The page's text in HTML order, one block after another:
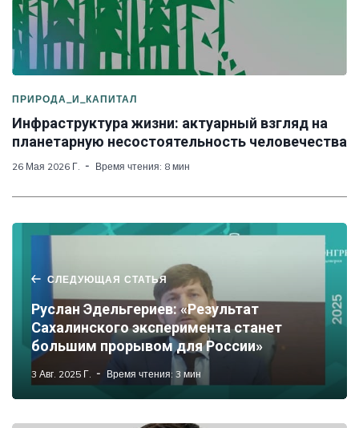
ПРИРОДА_И_КАПИТАЛ
Инфраструктура жизни: актуарный взгляд на
планетарную несостоятельность человечества
26 Мая 2026 Г. Время чтения: 8 мин
СЛЕДУЮЩАЯ СТАТЬЯ
Руслан Эдельгериев: «Результат
Сахалинского эксперимента станет
большим прорывом для России»
3 Авг. 2025 Г. Время чтения: 3 мин